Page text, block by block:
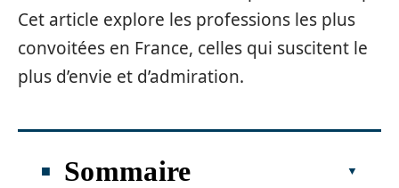
Cet article explore les professions les plus
convoitées en France, celles qui suscitent le
plus d’envie et d’admiration.
Sommaire